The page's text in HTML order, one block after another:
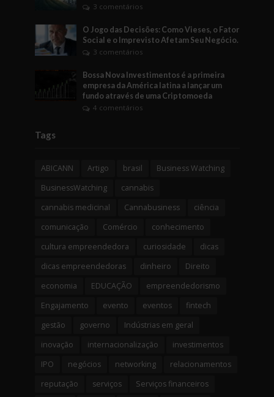
3 comentários
O Jogo das Decisões: Como Vieses, o Fator
Social e o Imprevisto Afetam Seu Negócio.
3 comentários
Bossa Nova Investimentos é a primeira
empresa da América latina a lançar um
fundo através de uma Criptomoeda
4 comentários
Tags
ABICANN Artigo brasil
Business Watching
BusinessWatching
cannabis
cannabis medicinal
Cannabusiness
ciência
comunicação
Comércio
conhecimento
cultura empreendedora
curiosidade
dicas
dicas empreendedoras
dinheiro
Direito
economia
EDUCAÇÃO
empreendedorismo
Engajamento
evento eventos
fintech
gestão
governo
Indústrias em geral
inovação
internacionalização
investimentos
IPO
negócios networking
relacionamentos
reputação
serviços Serviços financeiros